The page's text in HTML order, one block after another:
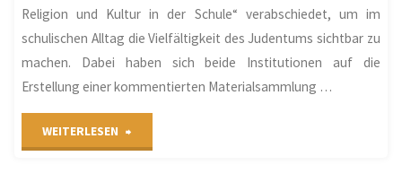
Religion und Kultur in der Schule“ verabschiedet, um im
schulischen Alltag die Vielfältigkeit des Judentums sichtbar zu
machen. Dabei haben sich beide Institutionen auf die
Erstellung einer kommentierten Materialsammlung …
WEITERLESEN